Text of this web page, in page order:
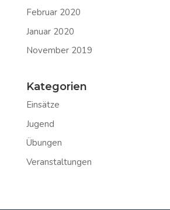
Februar 2020
Januar 2020
November 2019
Kategorien
Einsätze
Jugend
Übungen
Veranstaltungen